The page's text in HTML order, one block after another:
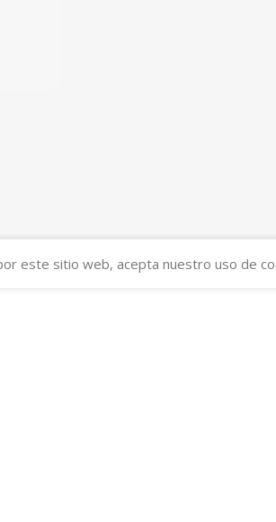
este sitio web, acepta nuestro uso de